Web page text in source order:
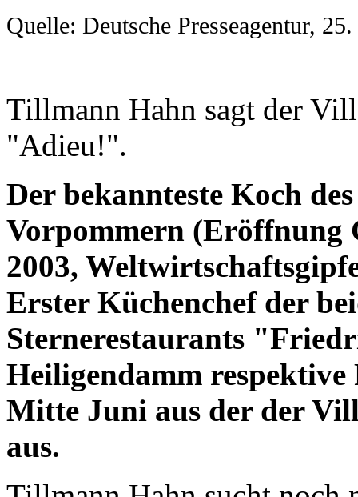
Quelle: Deutsche Presseagentur,
Tillmann Hahn sagt der
"Adieu!".
Der bekannteste Koch
Vorpommern (Eröffnung
2003,
Erster Küchenchef der
Sternerestaurants
Heiligendamm respektive
Mitte Juni aus der der
aus.